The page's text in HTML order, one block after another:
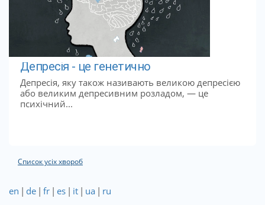
Депресія - це генетично
Депресія, яку також називають великою депресією
або великим депресивним розладом, — це
психічний...
Список усіх хвороб
en | de | fr | es | it | ua | ru